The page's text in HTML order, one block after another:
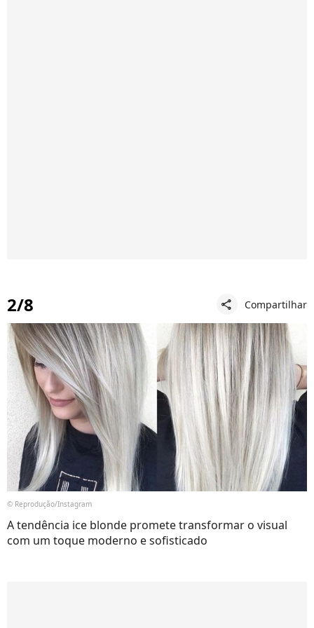
2/8 share Compartilhar
© Reprodução/Instagram
A tendência ice blonde promete transformar o visual
com um toque moderno e sofisticado